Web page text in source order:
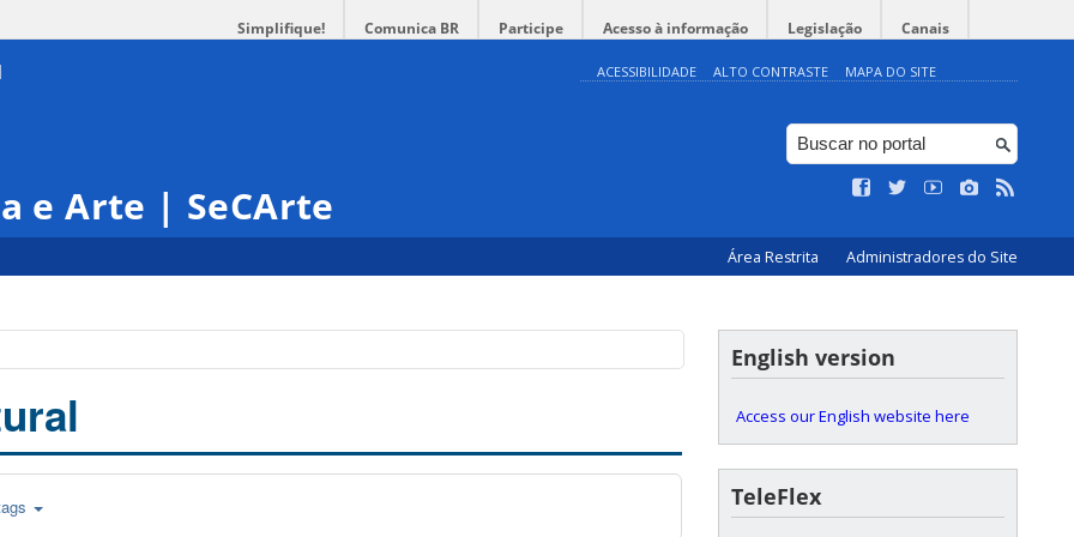
Simplifique! Comunica BR Participe Acesso à informação Legislação Canais
ACESSIBILIDADE ALTO CONTRASTE MAPA DO SITE
e Arte | SeCArte
Área Restrita Administradores do Site
English version
Access our English website here
TeleFlex